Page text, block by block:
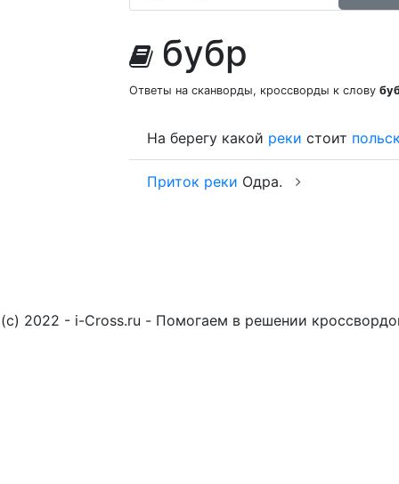
бубр
Ответы на сканворды, кроссворды к слову
На берегу какой реки стоит
Приток реки Одра.
(c) 2022 - i-Cross.ru - Помогаем в решении